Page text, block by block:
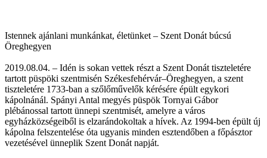
Istennek ajánlani munkánkat, életünket – Szent Donát búcsú
Öreghegyen
2019.08.04. – Idén is sokan vettek részt a Szent Donát tiszteletére
tartott püspöki szentmisén Székesfehérvár–Öreghegyen, a szent
tiszteletére 1733-ban a szőlőművelők kérésére épült egykori
kápolnánál. Spányi Antal megyés püspök Tornyai Gábor
plébánossal tartott ünnepi szentmisét, amelyre a város
egyházközségeiből is elzarándokoltak a hívek. Az 1994-ben épült új
kápolna felszentelése óta ugyanis minden esztendőben a főpásztor
vezetésével ünneplik Szent Donát napját.